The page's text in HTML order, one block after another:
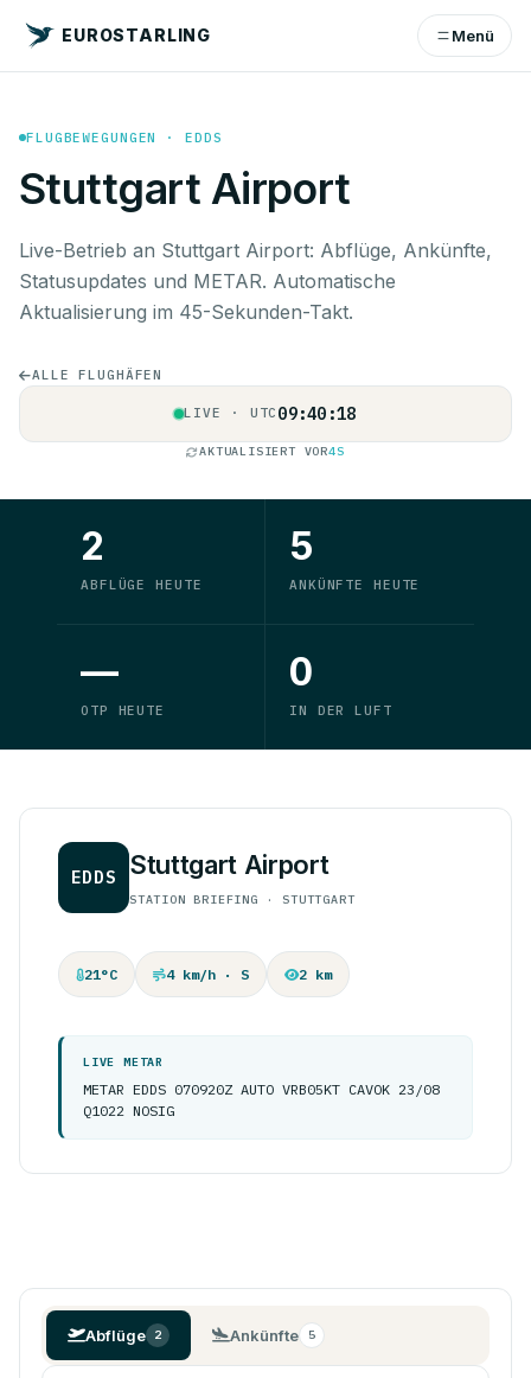
EUROSTARLING Menü
FLUGBEWEGUNGEN · EDDS
Stuttgart Airport
Live-Betrieb an Stuttgart Airport: Abflüge, Ankünfte,
Statusupdates und METAR. Automatische
Aktualisierung im 45-Sekunden-Takt.
ALLE FLUGHÄFEN
LIVE · UTC 09:40:19
AKTUALISIERT VOR5S
2
ABFLÜGE HEUTE
5
ANKÜNFTE HEUTE
—
OTP HEUTE
0
IN DER LUFT
EDDS Stuttgart Airport
STATION BRIEFING · STUTTGART
21°C 4 km/h · S 2 km
LIVE METAR
METAR EDDS 070920Z AUTO VRB05KT CAVOK 23/08
Q1022 NOSIG
Abflüge 2 Ankünfte 5